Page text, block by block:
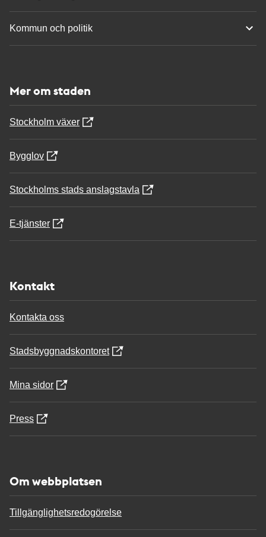
Kommun och politik
Mer om staden
Stockholm växer
Bygglov
Stockholms stads anslagstavla
E-tjänster
Kontakt
Kontakta oss
Stadsbyggnadskontoret
Mina sidor
Press
Om webbplatsen
Tillgänglighetsredogörelse